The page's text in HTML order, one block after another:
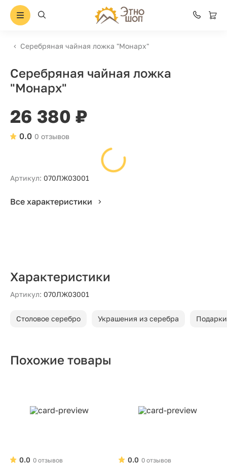
Серебряная чайная ложка "Монарх"
Серебряная чайная ложка
"Монарх"
26 380 ₽
0 отзывов
0.0
Артикул: 070ЛЖ03001
Все характеристики
Характеристики
Артикул: 070ЛЖ03001
Столовое серебро Украшения из серебра
Похожие товары
0 отзывов
0.0
0 отзывов
0.0